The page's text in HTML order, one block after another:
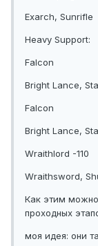
Exarch, Sunrifle
Heavy Support:
Falcon
Bright Lance,
Falcon
Bright Lance,
Wraithlord -110
Wraithsword,
Как этим можно
проходных
моя идея: они